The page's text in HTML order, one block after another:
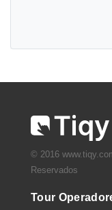
© 2016
Reservados
Tour